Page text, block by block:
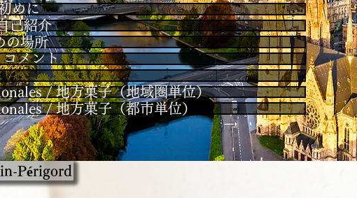
めに
己紹介
の場所
メント
/ 地方菓子（地域圏単位）
/ 地方菓子（都市単位）
Périgord